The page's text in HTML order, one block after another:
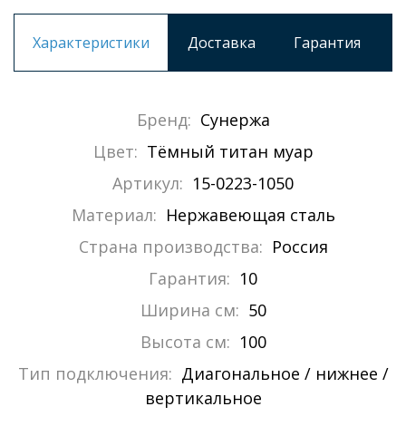
Характеристики Доставка Гарантия
Бренд: Сунержа
Цвет: Тёмный титан муар
Артикул: 15-0223-1050
Материал: Нержавеющая сталь
Страна производства: Россия
Гарантия: 10
Ширина см: 50
Высота см: 100
Тип подключения: Диагональное / нижнее /
вертикальное